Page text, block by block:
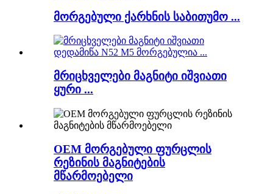
მორგებული ქარხნის საბითუმო ...
მრიცხველები მაგნიტი იშვიათი
ყური ...
OEM მორგებული ფურცლის
რეზინის მაგნიტების
მწარმოებელი